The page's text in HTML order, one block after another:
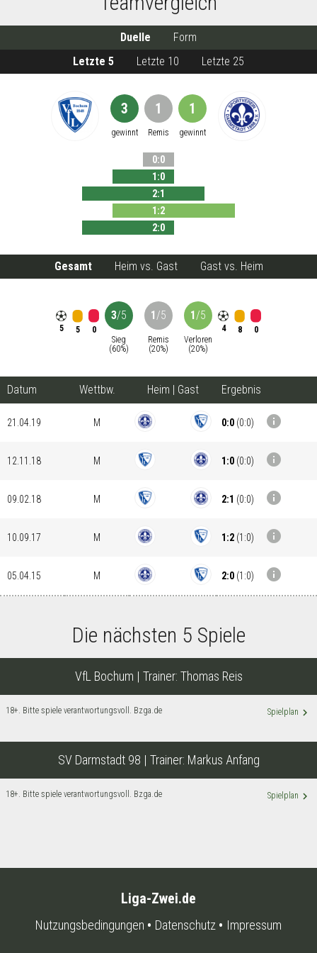
Duelle
Form
Letzte 5
Letzte 10 Letzte 25
3
gewinnt
1
Remis
1
gewinnt
0:0
1 :0
2:1
1 :2
2:0
Gesamt Heim vs. Gast Gast vs. Heim
5 5 0
3/5
Sieg
(60%)
1 /5
Remis
(20%)
1/5
Verloren
(20%)
4 8 0
Datum Wettbw. Heim Gast Ergebnis
21.04.19 M 0:0 (0:0) info
12.11.18 M 1:0 (0:0) info
09.02.18 M 2:1 (0:0) info
10.09.17 M 1:2 (1:0) info
05.04.15 M 2:0 (1:0) info
Die nächsten 5 Spiele
VfL Bochum | Trainer: Thomas Reis
18+. Bitte spiele verantwortungsvoll. Bzga.de Spielplan keyboard_arrow_right
SV Darmstadt 98 | Trainer: Markus Anfang
18+. Bitte spiele verantwortungsvoll. Bzga.de Spielplan keyboard_arrow_right
Liga-Zwei.de
Nutzungsbedingungen Datenschutz Impressum